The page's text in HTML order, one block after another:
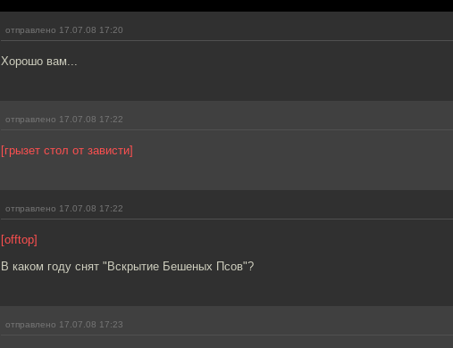
отправлено 17.07.08 17:20
Хорошо вам...
отправлено 17.07.08 17:22
[грызет стол от зависти]
отправлено 17.07.08 17:22
[offtop]
В каком году снят "Вскрытие Бешеных Псов"?
отправлено 17.07.08 17:23